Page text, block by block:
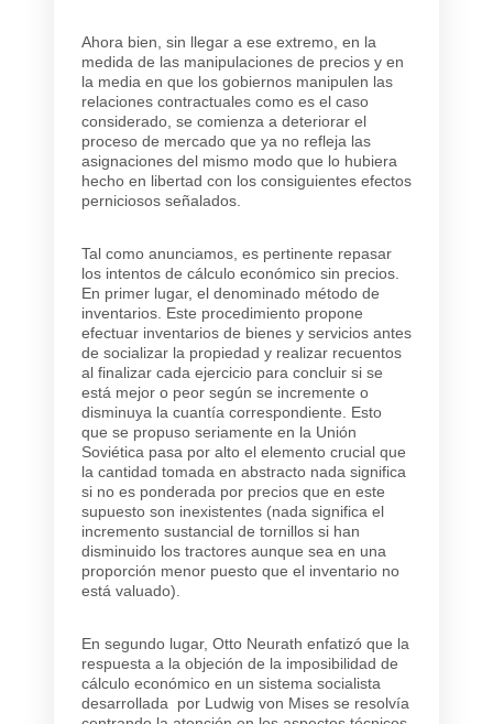
Ahora bien, sin llegar a ese extremo, en la
medida de las manipulaciones de precios y en
la media en que los gobiernos manipulen las
relaciones contractuales como es el caso
considerado, se comienza a deteriorar el
proceso de mercado que ya no refleja las
asignaciones del mismo modo que lo hubiera
hecho en libertad con los consiguientes efectos
perniciosos señalados.
Tal como anunciamos, es pertinente repasar
los intentos de cálculo económico sin precios.
En primer lugar, el denominado método de
inventarios. Este procedimiento propone
efectuar inventarios de bienes y servicios antes
de socializar la propiedad y realizar recuentos
al finalizar cada ejercicio para concluir si se
está mejor o peor según se incremente o
disminuya la cuantía correspondiente. Esto
que se propuso seriamente en la Unión
Soviética pasa por alto el elemento crucial que
la cantidad tomada en abstracto nada significa
si no es ponderada por precios que en este
supuesto son inexistentes (nada significa el
incremento sustancial de tornillos si han
disminuido los tractores aunque sea en una
proporción menor puesto que el inventario no
está valuado).
En segundo lugar, Otto Neurath enfatizó que la
respuesta a la objeción de la imposibilidad de
cálculo económico en un sistema socialista
desarrollada por Ludwig von Mises se resolvía